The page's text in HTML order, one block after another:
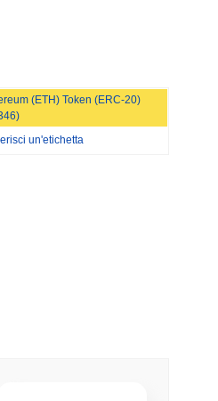
la
delle
Senza Mai
(ETH) Token (ERC-20)
un'etichetta